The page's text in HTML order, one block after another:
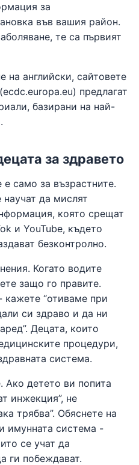
за
във вашия район.
те са първият
на английски, сайтовете
предлагат
базирани на най-
за здравето
само за възрастните.
да мислят
която срещат
и YouTube, където
безконтролно.
Когато водите
защо го правите.
кажете “отиваме при
си здраво и да ни
Децата, които
процедури,
система.
Ако детето ви попита
инжекция”, не
трябва”. Обяснете на
имунната система -
се учат да
ги побеждават.